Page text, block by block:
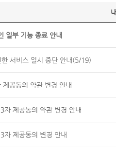
일부 기능 종료 안내
한 서비스 일시 중단 안내(5/19)
공동의 약관 변경 안내
제3자 제공동의 약관 변경 안내
자 제공동의 변경 안내